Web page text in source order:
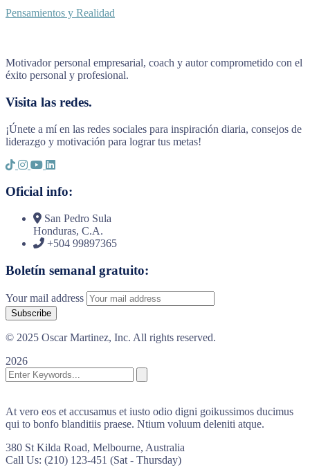
Pensamientos y Realidad
Motivador personal empresarial, coach y autor comprometido con el
éxito personal y profesional.
Visita las redes.
¡Únete a mí en las redes sociales para inspiración diaria, consejos de
liderazgo y motivación para lograr tus metas!
Oficial info:
San Pedro Sula
Honduras, C.A.
+504 99897365
Boletín semanal gratuito:
Your mail address
© 2025 Oscar Martinez, Inc. All rights reserved.
2026
At vero eos et accusamus et iusto odio digni goikussimos ducimus
qui to bonfo blanditiis praese. Ntium voluum deleniti atque.
380 St Kilda Road, Melbourne, Australia
Call Us: (210) 123-451 (Sat - Thursday)